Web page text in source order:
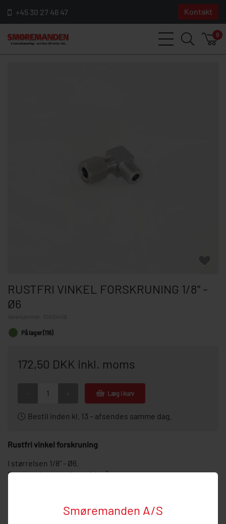
Smøremanden A/S
+45 30 27 46 47 Kontakt
0
RUSTFRI VINKEL FORSKRUNING 1/8" -
Ø6
106104VA
På lager (116)
172,50 DKK inkl. moms
Læg i kurv
Bestil inden kl. 13 – afsendes samme dag.
Rustfri vinkel forskruning
I størrelsen 1/8" - Ø6.
Forskruningen er i rustfri stål.
denne vinkel forskruning.